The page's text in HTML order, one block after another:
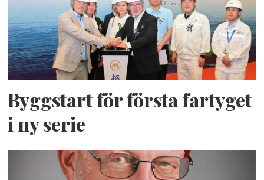
Byggstart för första fartyget
i ny serie